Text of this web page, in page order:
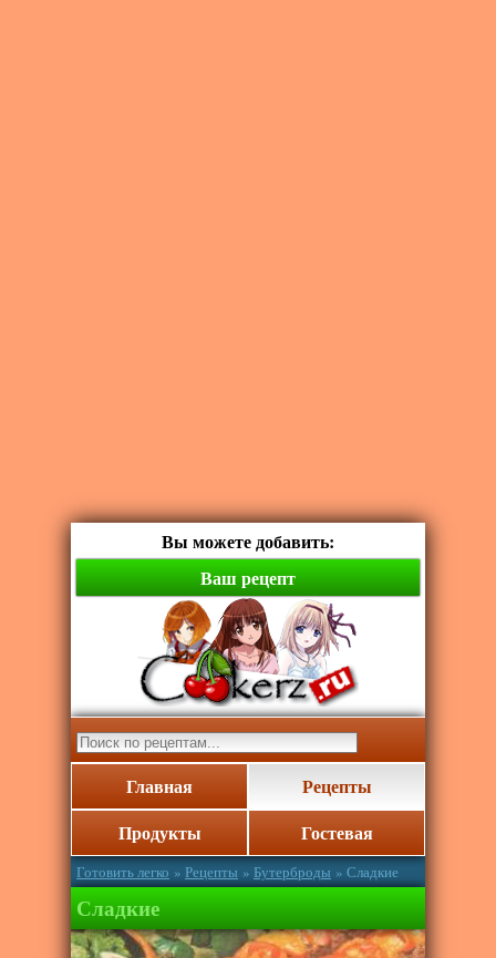
Вы можете добавить:
Ваш рецепт
Главная
Рецепты
Продукты
Гостевая
Готовить легко » Рецепты » Бутерброды » Сладкие
Сладкие